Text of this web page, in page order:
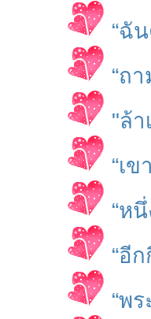
“ฉั
“ถ
"ล้า
“เ
“ห
“อี
“พร